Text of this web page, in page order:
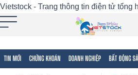
Vietstock - Trang thông tin điện tử tổng
TIN MỚI CHỨNG KHOÁN DOANH NGHIỆP BẤT ĐỘNG
Tất cả Tính năng Ngành